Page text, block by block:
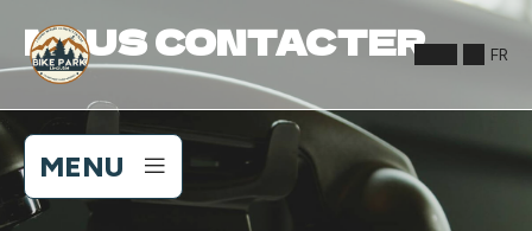
FR
MENU
NOUS CONTACTER